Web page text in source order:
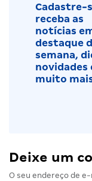
Cadastre-
receba as
notícias
destaque
semana,
novidades
muito
Deixe um
O seu endereço de